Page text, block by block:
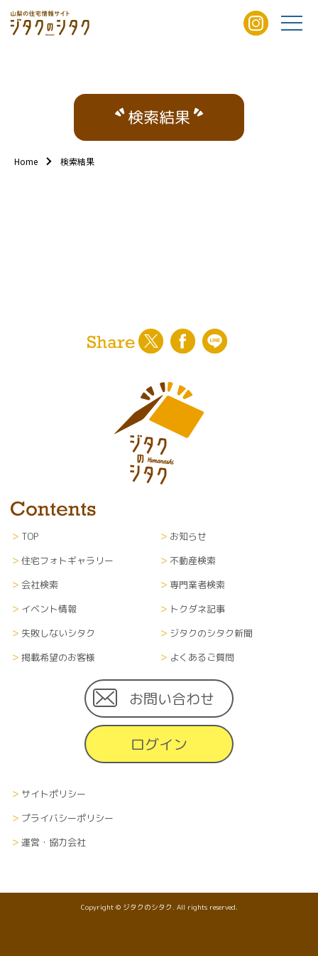
検索結果
Home 検索結果
TOP
お知らせ
住宅フォトギャラリー
不動産検索
会社検索
専門業者検索
イベント情報
トクダネ記事
失敗しないシタク
ジタクのシタク新聞
掲載希望のお客様
よくあるご質問
お問い合わせ
ログイン
サイトポリシー
プライバシーポリシー
運営・協力会社
Copyright © ジタクのシタク. All rights reserved.